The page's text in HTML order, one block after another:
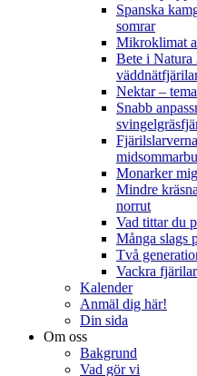
Spanska
somrar
Mikroklimat
Bete i Natura
Nektar –
Snabb
Monarker
Mindre
norrut
Vad tittar du
Många slags
Två
Vackra
Kalender
Anmäl dig här!
Din sida
Om oss
Bakgrund
Vad gör vi